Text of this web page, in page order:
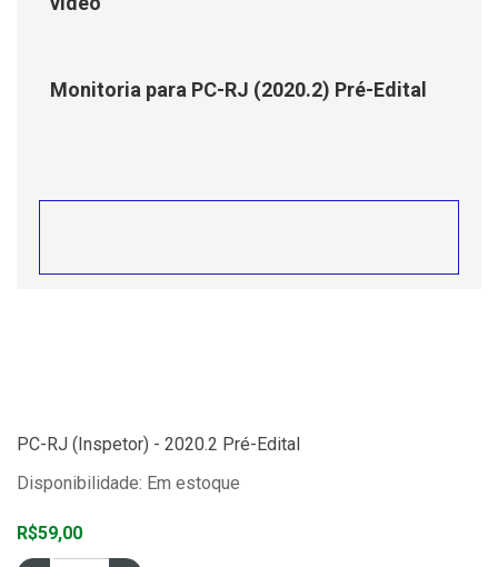
Monitoria para PC-RJ (2020.2) Pré-Edital
PC-RJ (Inspetor) - 2020.2 Pré-Edital
Disponibilidade: Em estoque
R$59,00